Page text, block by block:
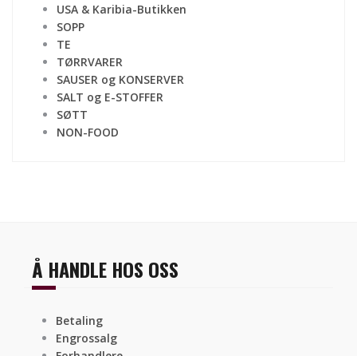
USA & Karibia-Butikken
SOPP
TE
TØRRVARER
SAUSER og KONSERVER
SALT og E-STOFFER
SØTT
NON-FOOD
Å HANDLE HOS OSS
Betaling
Engrossalg